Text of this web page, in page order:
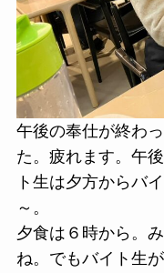
午後の奉仕が終わ
た。疲れます。午
ト生は夕方からバ
～。
夕食は６時から。
ね。でもバイト生